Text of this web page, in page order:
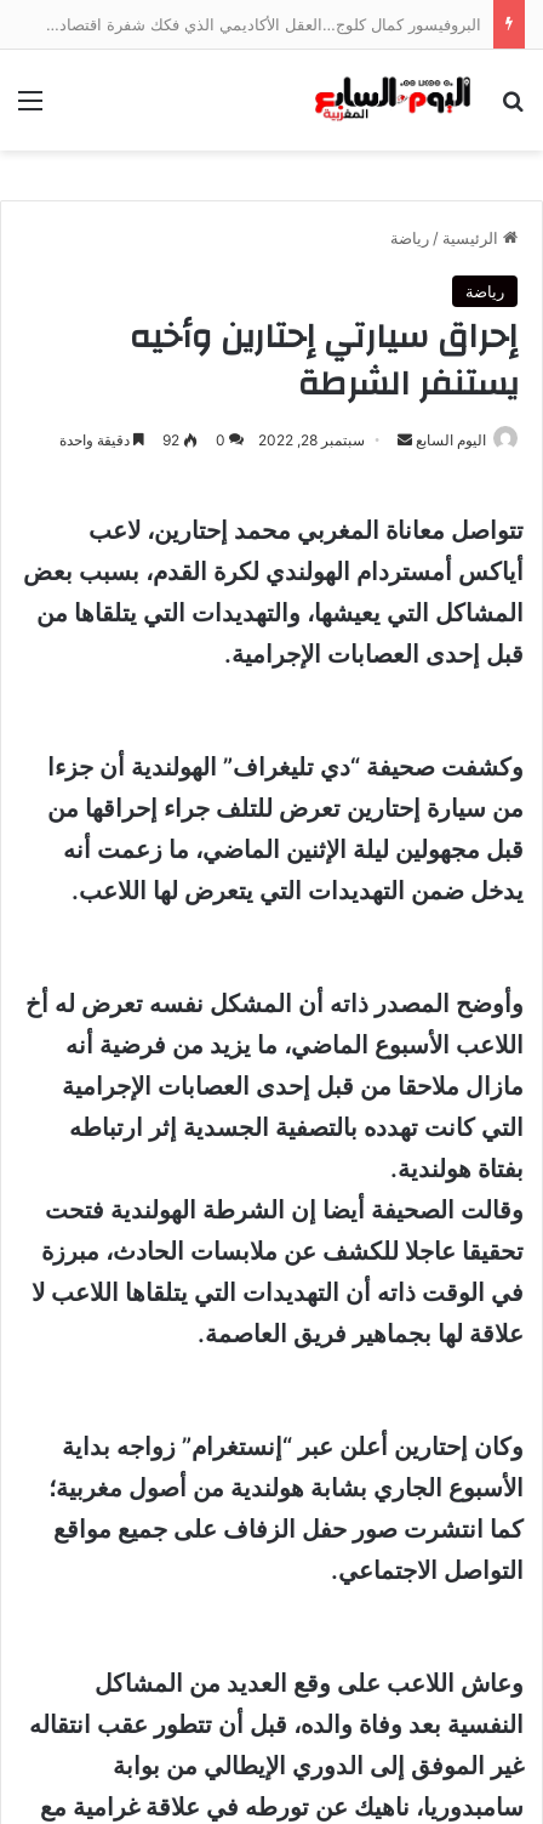
البروفيسور كمال كلوج…العقل الأكاديمي الذي فكك شفرة اقتصاد الخدمات وجسر الهوة بين ضفتي المتوسط
بحث عن
الرئيسية / رياضة
رياضة
إحراق سيارتي إحتارين وأخيه
يستنفر الشرطة
اليوم السابع
أرسل سبتمبر 28, 2022 0
92 دقيقة واحدة
تتواصل معاناة المغربي محمد إحتارين، لاعب
أياكس أمستردام الهولندي لكرة القدم، بسبب بعض
المشاكل التي يعيشها، والتهديدات التي يتلقاها من
قبل إحدى العصابات الإجرامية.
وكشفت صحيفة “دي تليغراف” الهولندية أن جزءا
من سيارة إحتارين تعرض للتلف جراء إحراقها من
قبل مجهولين ليلة الإثنين الماضي، ما زعمت أنه
يدخل ضمن التهديدات التي يتعرض لها اللاعب.
وأوضح المصدر ذاته أن المشكل نفسه تعرض له أخ
اللاعب الأسبوع الماضي، ما يزيد من فرضية أنه
مازال ملاحقا من قبل إحدى العصابات الإجرامية
التي كانت تهدده بالتصفية الجسدية إثر ارتباطه
بفتاة هولندية.
وقالت الصحيفة أيضا إن الشرطة الهولندية فتحت
تحقيقا عاجلا للكشف عن ملابسات الحادث، مبرزة
في الوقت ذاته أن التهديدات التي يتلقاها اللاعب لا
علاقة لها بجماهير فريق العاصمة.
وكان إحتارين أعلن عبر “إنستغرام” زواجه بداية
الأسبوع الجاري بشابة هولندية من أصول مغربية؛
كما انتشرت صور حفل الزفاف على جميع مواقع
التواصل الاجتماعي.
وعاش اللاعب على وقع العديد من المشاكل
النفسية بعد وفاة والده، قبل أن تتطور عقب انتقاله
غير الموفق إلى الدوري الإيطالي من بوابة
سامبدوريا، ناهيك عن تورطه في علاقة غرامية مع